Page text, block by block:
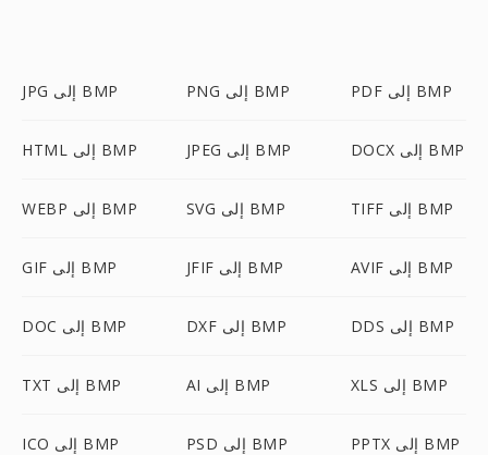
JPG إلى BMP PNG إلى BMP PDF إلى BMP
HTML إلى BMP JPEG إلى BMP DOCX إلى BMP
WEBP إلى BMP SVG إلى BMP TIFF إلى BMP
GIF إلى BMP JFIF إلى BMP AVIF إلى BMP
DOC إلى BMP DXF إلى BMP DDS إلى BMP
TXT إلى BMP AI إلى BMP XLS إلى BMP
ICO إلى BMP PSD إلى BMP PPTX إلى BMP